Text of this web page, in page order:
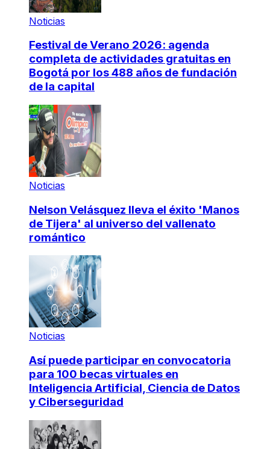
Noticias
Festival de Verano 2026: agenda
completa de actividades gratuitas en
Bogotá por los 488 años de fundación
de la capital
Noticias
Nelson Velásquez lleva el éxito 'Manos
de Tijera' al universo del vallenato
romántico
Noticias
Así puede participar en convocatoria
para 100 becas virtuales en
Inteligencia Artificial, Ciencia de Datos
y Ciberseguridad